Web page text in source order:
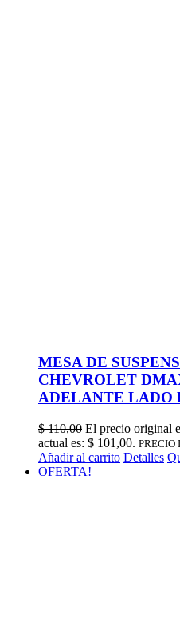
MESA DE
CHEVROLET
ADELANTE LADO
$110,00 El precio original
actual es: $ 101,00. PRECIO
Añadir al carrito Detalles
OFERTA!